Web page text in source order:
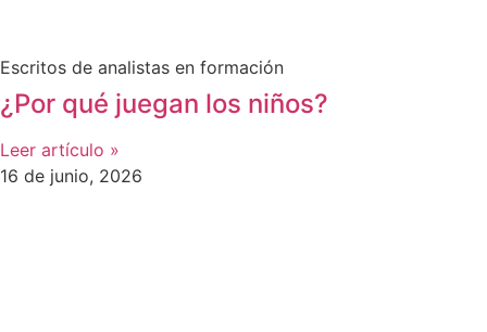
Escritos de analistas en formación
¿Por qué juegan los niños?
Leer artículo »
16 de junio, 2026